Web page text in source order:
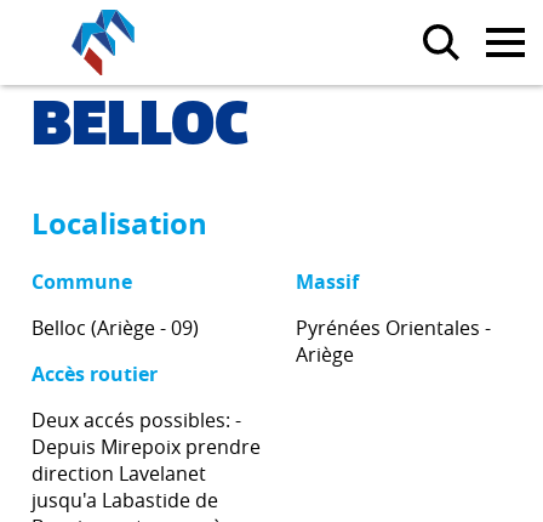
BELLOC
Localisation
Commune
Belloc (Ariège - 09)
Accès routier
Deux accés possibles: -
Depuis Mirepoix prendre
direction Lavelanet
jusqu'a Labastide de
Massif
Pyrénées Orientales -
Ariège